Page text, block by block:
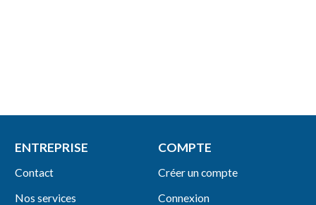
ENTREPRISE
Contact
Nos services
COMPTE
Créer un compte
Connexion